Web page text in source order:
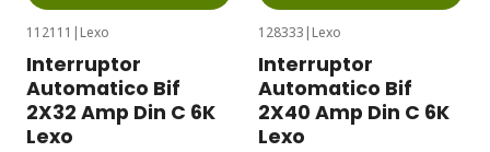
112111 | Lexo
Interruptor
Automatico Bif
2X32 Amp Din C 6K
Lexo
128333 | Lexo
Interruptor
Automatico Bif
2X40 Amp Din C 6K
Lexo